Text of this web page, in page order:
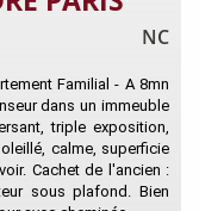
NC
Familial - A 8mn
dans un immeuble
triple exposition,
calme, superficie
Cachet de l'ancien :
sous plafond. Bien